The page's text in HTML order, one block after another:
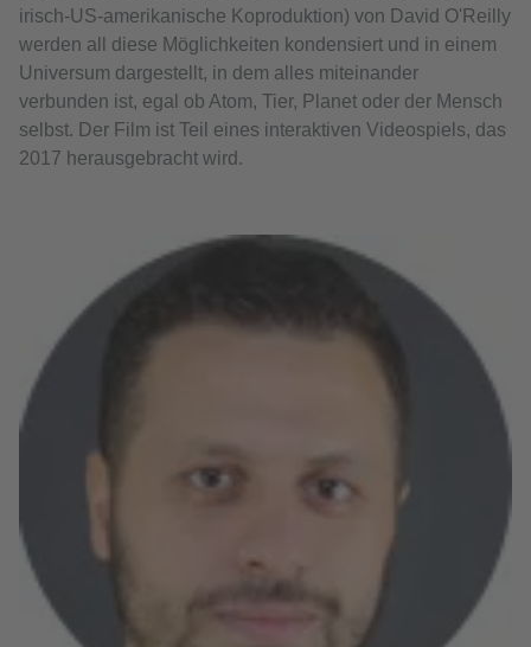
irisch-US-amerikanische Koproduktion) von David O'Reilly
werden all diese Möglichkeiten kondensiert und in einem
Universum dargestellt, in dem alles miteinander
verbunden ist, egal ob Atom, Tier, Planet oder der Mensch
selbst. Der Film ist Teil eines interaktiven Videospiels, das
2017 herausgebracht wird.